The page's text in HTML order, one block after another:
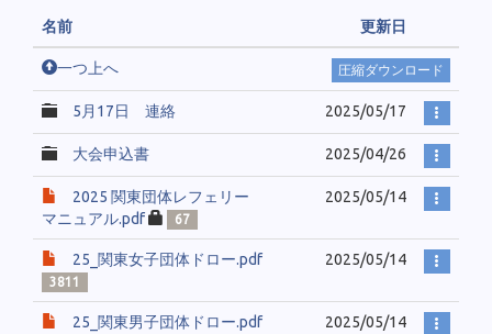
名前 更新日
一つ上へ 圧縮ダウンロード
5月17日 連絡 2025/05/17
大会申込書 2025/04/26
2025 関東団体レフェリー
マニュアル.pdf
67
2025/05/14
25_関東女子団体ドロー.pdf
3811
2025/05/14
25_関東男子団体ドロー.pdf 2025/05/14